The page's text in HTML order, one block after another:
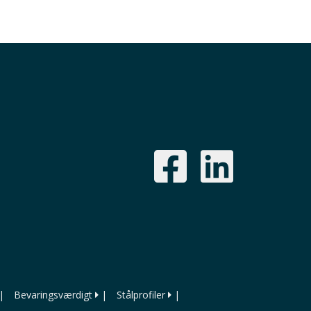
| Bevaringsværdigt | Stålprofiler |